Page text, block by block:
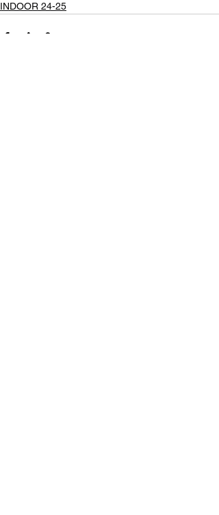
INDOOR 24-25